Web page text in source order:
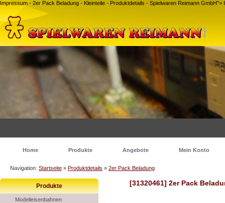
Impressum - 2er Pack Beladung - Kleinteile - Produktdetails - Spielwaren Reimann GmbH">
Home Produkte Angebote Mein Konto
Navigation: Startseite » Produktdetails » 2er Pack Beladung
Produkte
Modelleisenbahnen
[31320461] 2er Pack